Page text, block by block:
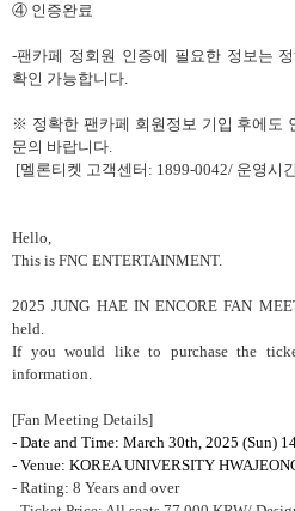
④ 인증완료
-팬카페 정회원 인증에 필요한 정보는
확인 가능합니다.
※ 정확한 팬카페 회원정보 기입 후에도
문의 바랍니다.
[멜론티켓 고객센터 : 1899-0042/ 운영시
Hello,
This is FNC ENTERTAINMENT.
2025 JUNG HAE IN ENCORE FAN
held.
If you would like to purchase the
information.
[Fan Meeting Details]
- Date and Time: March 30th, 2025 (Sun)
- Venue: KOREA UNIVERSITY
- Rating: 8 Years and over